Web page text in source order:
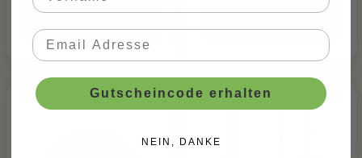
Gutscheincode erhalten
NEIN, DANKE